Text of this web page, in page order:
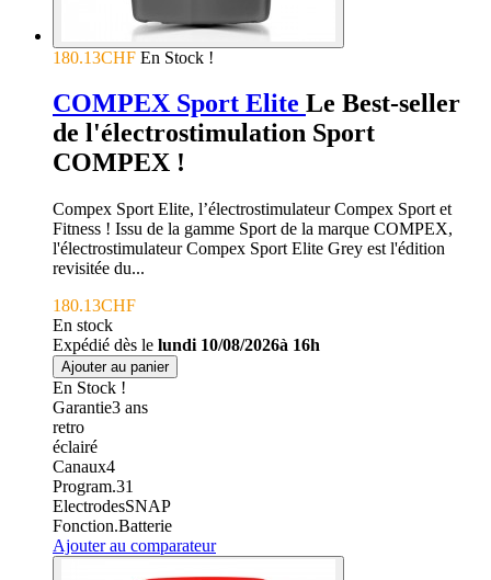
180.13CHF En Stock !
COMPEX Sport Elite Le Best-seller
de l'électrostimulation Sport
COMPEX !
Compex Sport Elite, l’électrostimulateur Compex Sport et
Fitness ! Issu de la gamme Sport de la marque COMPEX,
l'électrostimulateur Compex Sport Elite Grey est l'édition
revisitée du...
180.13CHF
En stock
Expédié dès le lundi 10/08/2026à 16h
Ajouter au panier
En Stock !
Garantie3 ans
retro
éclairé
Canaux4
Program.31
ElectrodesSNAP
Fonction.Batterie
Ajouter au comparateur